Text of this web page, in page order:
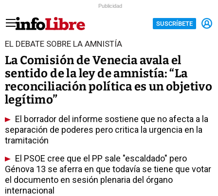
Publicidad
SUSCRÍBETE
EL DEBATE SOBRE LA AMNISTÍA
La Comisión de Venecia avala el
sentido de la ley de amnistía: “La
reconciliación política es un objetivo
legítimo”
El borrador del informe sostiene que no afecta a la
separación de poderes pero critica la urgencia en la
tramitación
El PSOE cree que el PP sale "escaldado" pero
Génova 13 se aferra en que todavía se tiene que votar
el documento en sesión plenaria del órgano
internacional